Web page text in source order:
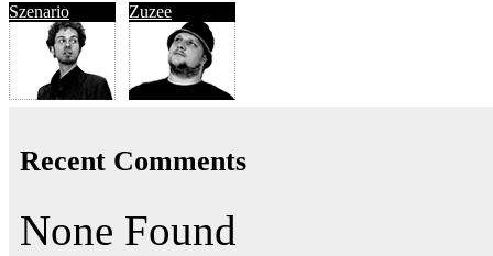
Szenario Zuzee
Recent Comments
None Found